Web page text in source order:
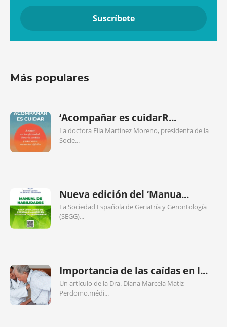
Más populares
‘Acompañar es cuidarR...
La doctora Elia Martínez Moreno, presidenta de la
Socie...
Nueva edición del ‘Manua...
La Sociedad Española de Geriatría y Gerontología
(SEGG)...
Importancia de las caídas en l...
Un artículo de la Dra. Diana Marcela Matiz
Perdomo,médi...